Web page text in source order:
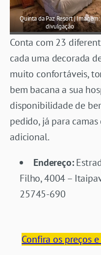
Quinta da Paz Resort | Imagem:
divulgação
Conta com 23
cada uma decorada
muito confortáveis,
bem bacana a sua
disponibilidade de
pedido, já para
adicional.
Endereço:
Filho, 4004 –
25745-690
Confira os preços